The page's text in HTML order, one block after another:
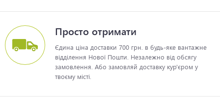
Просто отримати
Єдина ціна доставки 700 грн. в будь-яке вантажне
відділення Нової Пошти. Незалежно від обсягу
замовлення. Або замовляй доставку кур'єром у
твоєму місті.